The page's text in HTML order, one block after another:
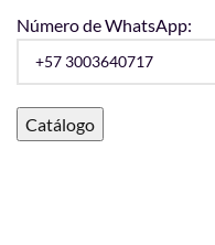
Número de WhatsApp: